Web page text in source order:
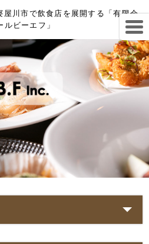
屋川市で飲食店を展開する「有限会
ルビーエフ」